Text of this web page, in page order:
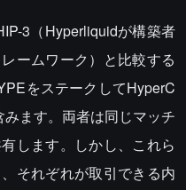
3（Hyperliquidが構築者
ームワーク）と比較する
をステークしてHyperC
ます。両者は同じマッチ
します。しかし、これら
それぞれが取引できる内